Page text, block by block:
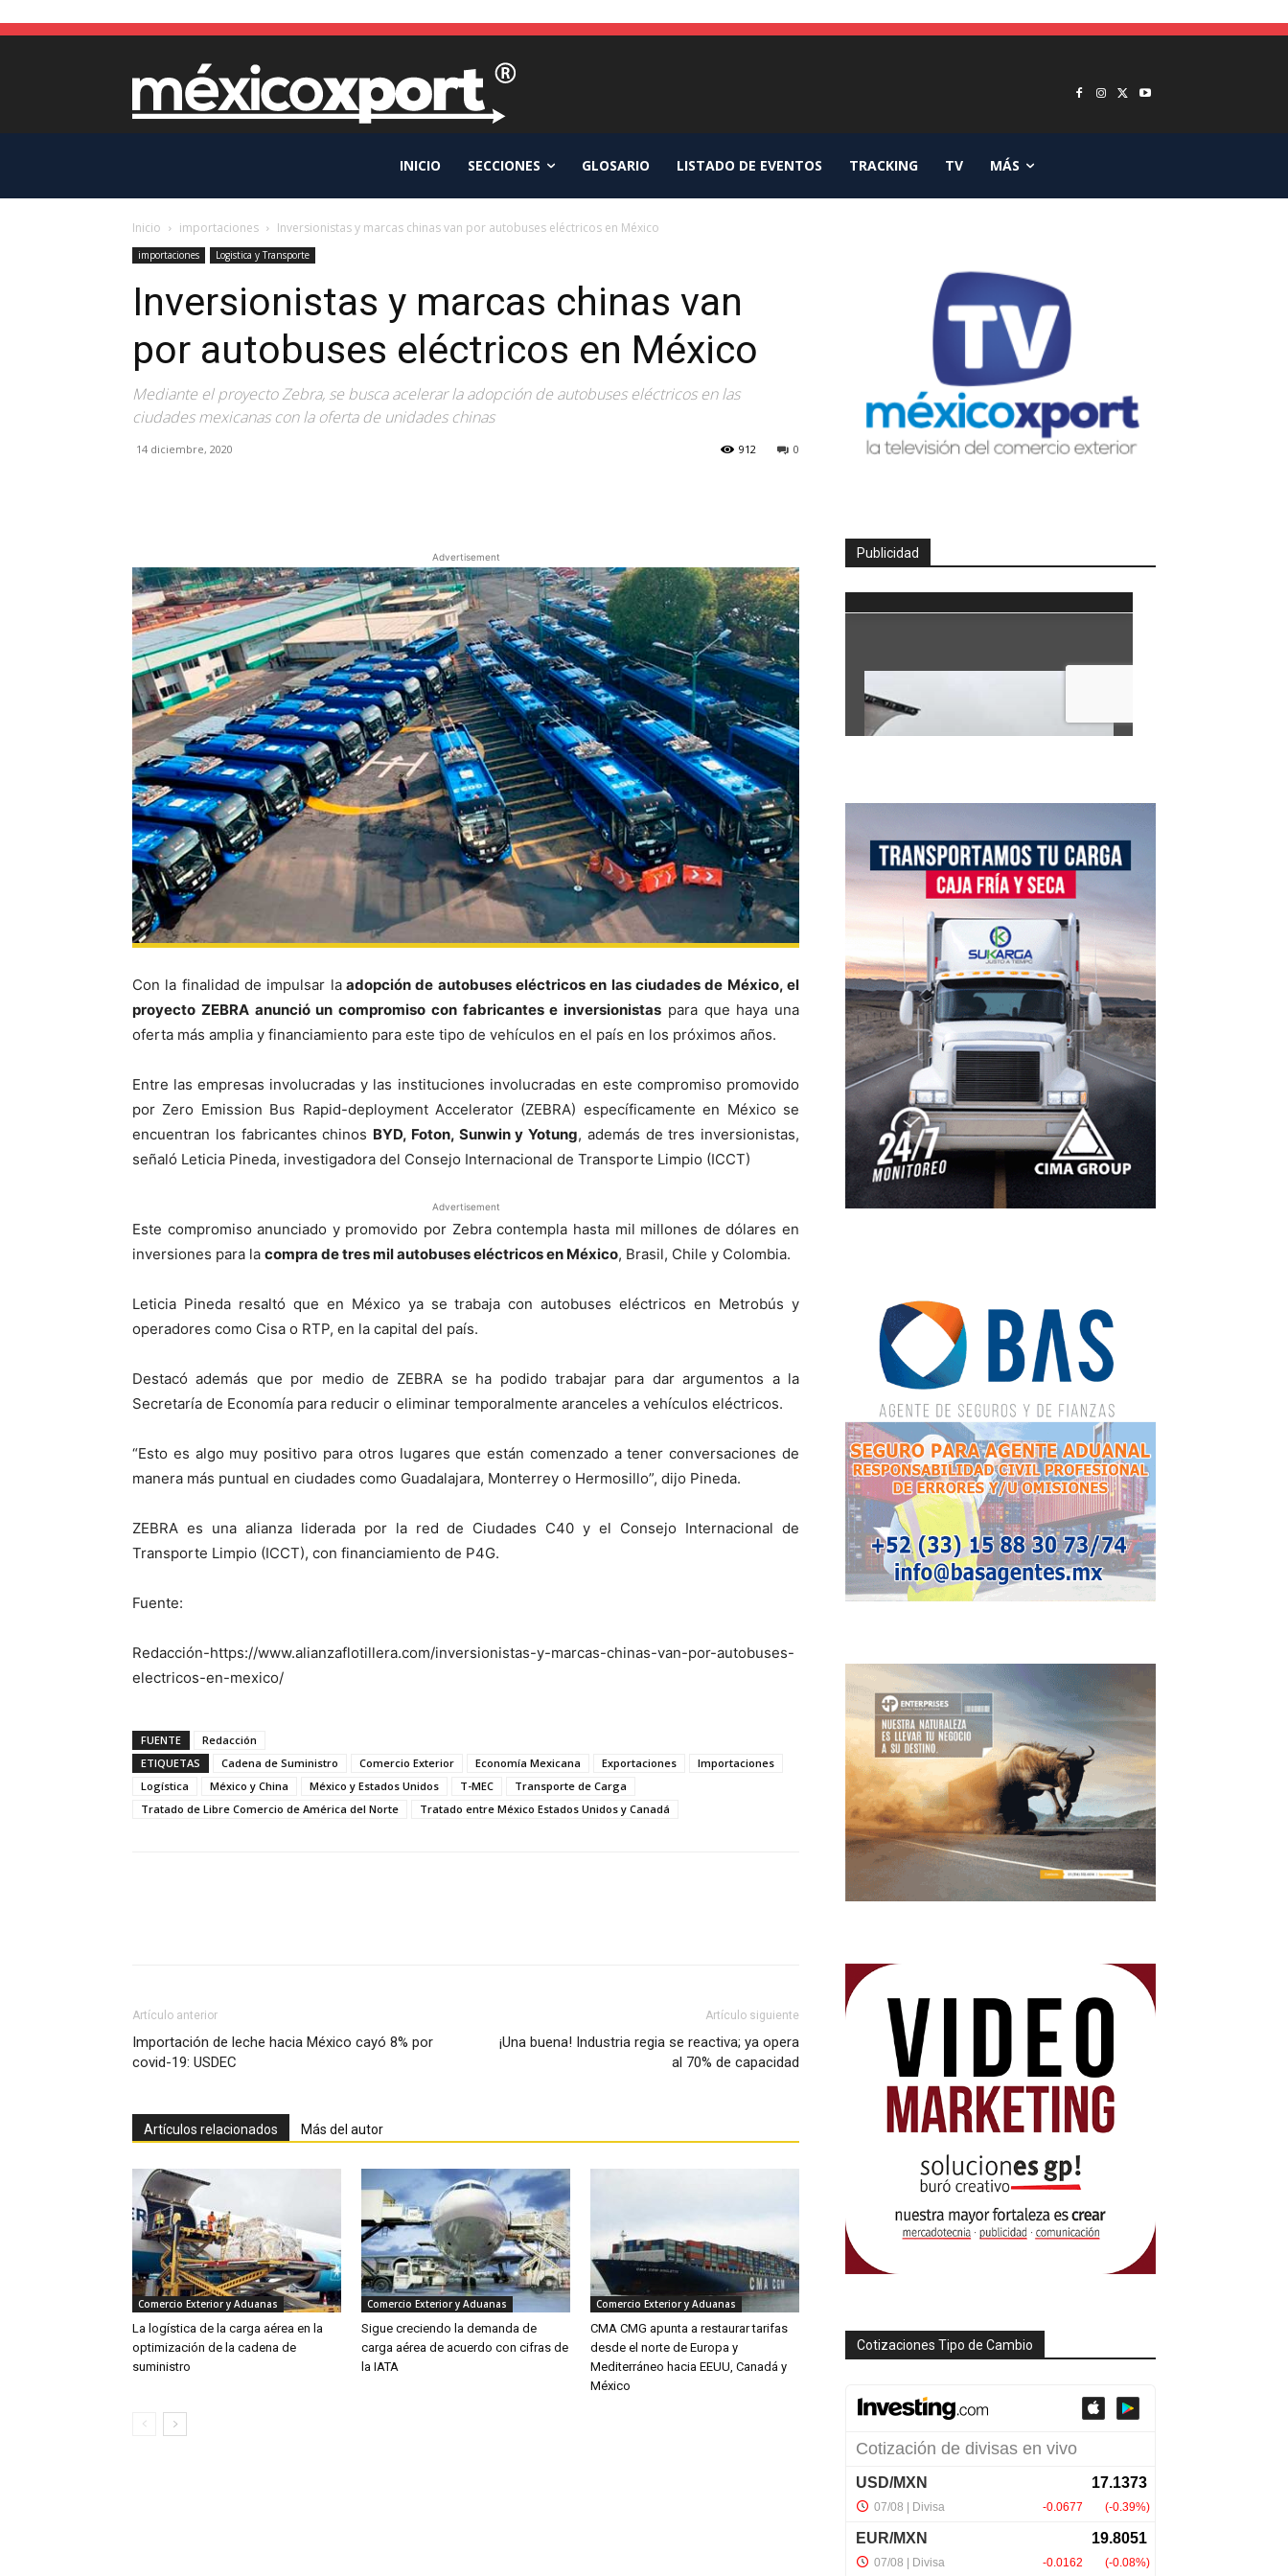
INICIO SECCIONES GLOSARIO LISTADO DE EVENTOS TRACKING TV MÁS
Inicio importaciones Inversionistas y marcas chinas van por autobuses eléctricos en México
importaciones Logistica y Transporte
Inversionistas y marcas chinas van
por autobuses eléctricos en México
Mediante el proyecto Zebra, se busca acelerar la adopción de autobuses eléctricos en las
ciudades mexicanas con la oferta de unidades chinas
14 diciembre, 2020 0
912
Advertisement
Con la finalidad de impulsar laadopción de autobuses eléctricos en las ciudades de México, el
proyecto ZEBRA anunció un compromiso con fabricantes e inversionistas para que haya una
oferta más amplia y financiamiento para este tipo de vehículos en el país en los próximos años.
Entre las empresas involucradas y las instituciones involucradas en este compromiso promovido
por Zero Emission Bus Rapid-deployment Accelerator (ZEBRA) específicamente en México se
encuentran los fabricantes chinos BYD, Foton, Sunwin y Yotung, además de tres inversionistas,
señaló Leticia Pineda, investigadora del Consejo Internacional de Transporte Limpio (ICCT)
Advertisement
Este compromiso anunciado y promovido por Zebra contempla hasta mil millones de dólares en
inversiones para la compra de tres mil autobuses eléctricos en México, Brasil, Chile y Colombia.
Leticia Pineda resaltó que en México ya se trabaja con autobuses eléctricos en Metrobús y
operadores como Cisa o RTP, en la capital del país.
Destacó además que por medio de ZEBRA se ha podido trabajar para dar argumentos a la
Secretaría de Economía para reducir o eliminar temporalmente aranceles a vehículos eléctricos.
“Esto es algo muy positivo para otros lugares que están comenzado a tener conversaciones de
manera más puntual en ciudades como Guadalajara, Monterrey o Hermosillo”, dijo Pineda.
ZEBRA es una alianza liderada por la red de Ciudades C40 y el Consejo Internacional de
Transporte Limpio (ICCT), con financiamiento de P4G.
Fuente:
Redacción-https://www.alianzaflotillera.com/inversionistas-y-marcas-chinas-van-por-autobuses-
electricos-en-mexico/
FUENTE
Redacción
ETIQUETAS
Cadena de Suministro Comercio Exterior Economía Mexicana Exportaciones
Importaciones
Logística
México y China México y Estados Unidos T-MEC
Transporte de Carga
Tratado de Libre Comercio de América del Norte
Tratado entre México Estados Unidos y Canadá
Artículo anterior
Importación de leche hacia México cayó 8% por
covid-19: USDEC
Artículo siguiente
¡Una buena! Industria regia se reactiva; ya opera
al 70% de capacidad
Artículos relacionados Más del autor
Comercio Exterior y Aduanas
La logística de la carga aérea en la
optimización de la cadena de
suministro
Comercio Exterior y Aduanas
Sigue creciendo la demanda de
carga aérea de acuerdo con cifras de
la IATA
Comercio Exterior y Aduanas
CMA CMG apunta a restaurar tarifas
desde el norte de Europa y
Mediterráneo hacia EEUU, Canadá y
México
Publicidad
Cotizaciones Tipo de Cambio